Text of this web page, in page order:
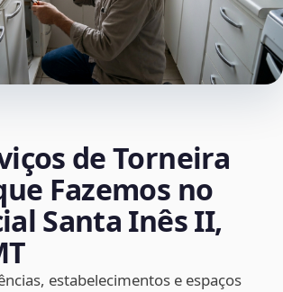
de Torneira
Fazemos no
Santa Inês II,
estabelecimentos e espaços